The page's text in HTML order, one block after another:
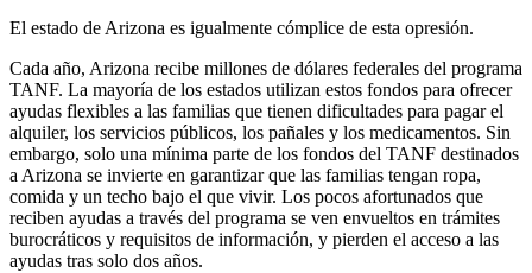
El estado de Arizona es igualmente cómplice de esta opresión.
Cada año, Arizona recibe millones de dólares federales del programa
TANF. La mayoría de los estados utilizan estos fondos para ofrecer
ayudas flexibles a las familias que tienen dificultades para pagar el
alquiler, los servicios públicos, los pañales y los medicamentos. Sin
embargo, solo una mínima parte de los fondos del TANF destinados
a Arizona se invierte en garantizar que las familias tengan ropa,
comida y un techo bajo el que vivir. Los pocos afortunados que
reciben ayudas a través del programa se ven envueltos en trámites
burocráticos y requisitos de información, y pierden el acceso a las
ayudas tras solo dos años.